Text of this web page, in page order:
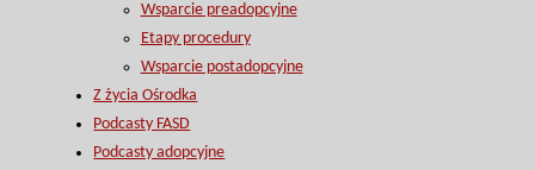
Wsparcie preadopcyjne
Etapy procedury
Wsparcie postadopcyjne
Z życia Ośrodka
Podcasty FASD
Podcasty adopcyjne